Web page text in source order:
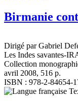
Birmanie
Dirigé par Gabriel
Les Indes savantes-
Collection
avril 2008, 516 p.
ISBN : 978-2-84654-